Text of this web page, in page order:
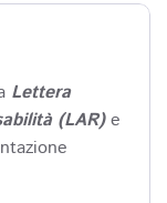
Lettera
(LAR)e